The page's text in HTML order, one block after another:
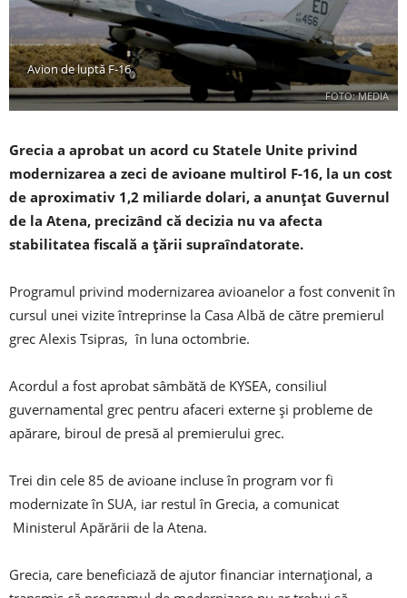
FOTO: MEDIA
Avion de luptă F-16
Grecia a aprobat un acord cu Statele Unite privind
modernizarea a zeci de avioane multirol F-16, la un cost
de aproximativ 1,2 miliarde dolari, a anunţat Guvernul
de la Atena, precizând că decizia nu va afecta
stabilitatea fiscală a ţării supraîndatorate.
Programul privind modernizarea avioanelor a fost convenit în
cursul unei vizite întreprinse la Casa Albă de către premierul
grec Alexis Tsipras, în luna octombrie.
Acordul a fost aprobat sâmbătă de KYSEA, consiliul
guvernamental grec pentru afaceri externe şi probleme de
apărare, biroul de presă al premierului grec.
Trei din cele 85 de avioane incluse în program vor fi
modernizate în SUA, iar restul în Grecia, a comunicat
Ministerul Apărării de la Atena.
Grecia, care beneficiază de ajutor financiar internaţional, a